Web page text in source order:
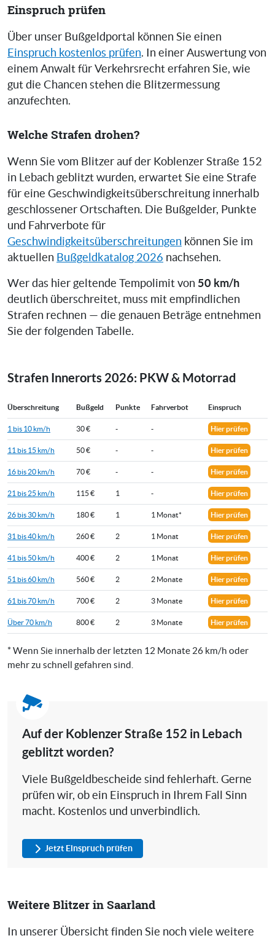
Einspruch prüfen
Über unser Bußgeldportal können Sie einen
Einspruch kostenlos prüfen. In einer Auswertung von
einem Anwalt für Verkehrsrecht erfahren Sie, wie
gut die Chancen stehen die Blitzermessung
anzufechten.
Welche Strafen drohen?
Wenn Sie vom Blitzer auf der Koblenzer Straße 152
in Lebach geblitzt wurden, erwartet Sie eine Strafe
für eine Geschwindigkeitsüberschreitung innerhalb
geschlossener Ortschaften. Die Bußgelder, Punkte
und Fahrverbote für
Geschwindigkeitsüberschreitungen können Sie im
aktuellen Bußgeldkatalog 2026 nachsehen.
Wer das hier geltende Tempolimit von 50 km/h
deutlich überschreitet, muss mit empfindlichen
Strafen rechnen — die genauen Beträge entnehmen
Sie der folgenden Tabelle.
Strafen Innerorts 2026: PKW & Motorrad
Überschreitung Bußgeld Punkte Fahrverbot Einspruch
1 bis 10 km/h 30 € - - Hier prüfen
11 bis 15 km/h 50 € - - Hier prüfen
16 bis 20 km/h 70 € - - Hier prüfen
21 bis 25 km/h 115 € 1 - Hier prüfen
26 bis 30 km/h 180 € 1 1 Monat* Hier prüfen
31 bis 40 km/h 260 € 2 1 Monat Hier prüfen
41 bis 50 km/h 400 € 2 1 Monat Hier prüfen
51 bis 60 km/h 560 € 2 2 Monate Hier prüfen
61 bis 70 km/h 700 € 2 3 Monate Hier prüfen
Über 70 km/h 800 € 2 3 Monate Hier prüfen
* Wenn Sie innerhalb der letzten 12 Monate 26 km/h oder
mehr zu schnell gefahren sind.
Auf der Koblenzer Straße 152 in Lebach
geblitzt worden?
Viele Bußgeldbescheide sind fehlerhaft. Gerne
prüfen wir, ob ein Einspruch in Ihrem Fall Sinn
macht. Kostenlos und unverbindlich.
Jetzt Einspruch prüfen
Weitere Blitzer in Saarland
In unserer Übersicht finden Sie noch viele weitere